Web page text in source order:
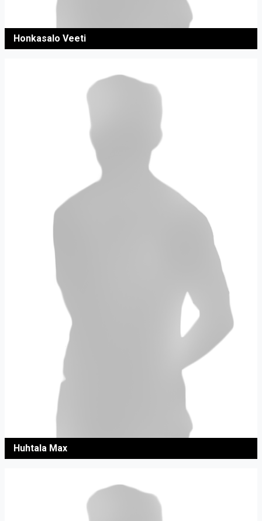
Honkasalo Veeti
Huhtala Max